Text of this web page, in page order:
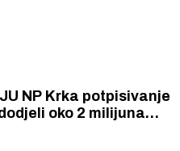
NP Krka potpisivanje
oko 2 milijuna